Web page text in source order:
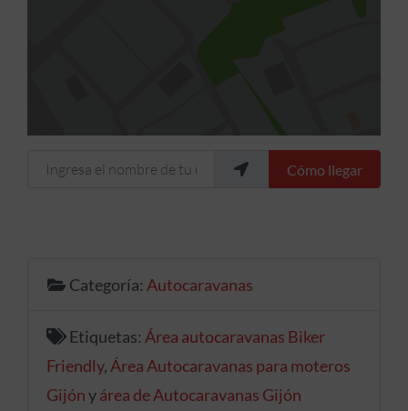
Ingresa el nombre de tu ubicación Cómo llegar
Categoría: Autocaravanas
Etiquetas: Área autocaravanas Biker
Friendly, Área Autocaravanas para moteros
Gijónyárea de Autocaravanas Gijón